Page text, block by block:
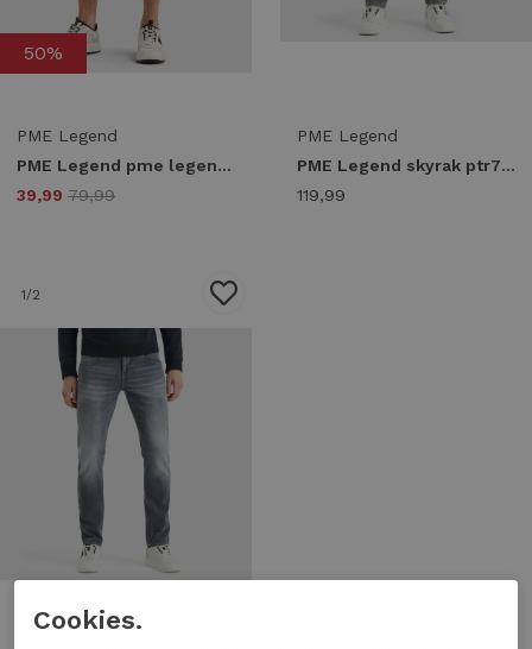
50%
PME Legend
PME Legend pme legend nightflight shorts psh165 Korte broeken gft grey fresh tone
39,99 79,99
PME Legend
PME Legend skyrak ptr720-tsg Regular fit true stone grey
119,99
1/2
Cookies.